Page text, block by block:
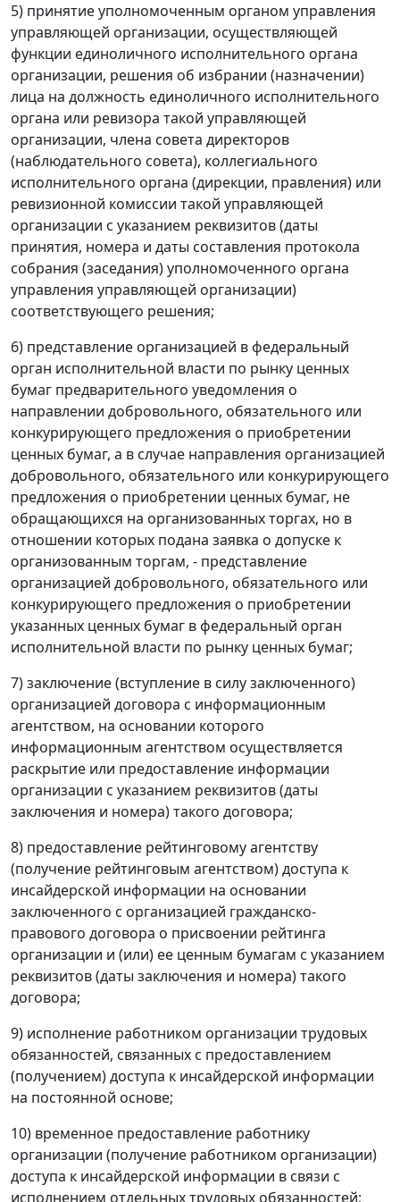
5) принятие уполномоченным органом управления
управляющей организации, осуществляющей
функции единоличного исполнительного органа
организации, решения об избрании (назначении)
лица на должность единоличного исполнительного
органа или ревизора такой управляющей
организации, члена совета директоров
(наблюдательного совета), коллегиального
исполнительного органа (дирекции, правления) или
ревизионной комиссии такой управляющей
организации с указанием реквизитов (даты
принятия, номера и даты составления протокола
собрания (заседания) уполномоченного органа
управления управляющей организации)
соответствующего решения;
6) представление организацией в федеральный
орган исполнительной власти по рынку ценных
бумаг предварительного уведомления о
направлении добровольного, обязательного или
конкурирующего предложения о приобретении
ценных бумаг, а в случае направления организацией
добровольного, обязательного или конкурирующего
предложения о приобретении ценных бумаг, не
обращающихся на организованных торгах, но в
отношении которых подана заявка о допуске к
организованным торгам, - представление
организацией добровольного, обязательного или
конкурирующего предложения о приобретении
указанных ценных бумаг в федеральный орган
исполнительной власти по рынку ценных бумаг;
7) заключение (вступление в силу заключенного)
организацией договора с информационным
агентством, на основании которого
информационным агентством осуществляется
раскрытие или предоставление информации
организации с указанием реквизитов (даты
заключения и номера) такого договора;
8) предоставление рейтинговому агентству
(получение рейтинговым агентством) доступа к
инсайдерской информации на основании
заключенного с организацией гражданско-
правового договора о присвоении рейтинга
организации и (или) ее ценным бумагам с указанием
реквизитов (даты заключения и номера) такого
договора;
9) исполнение работником организации трудовых
обязанностей, связанных с предоставлением
(получением) доступа к инсайдерской информации
на постоянной основе;
10) временное предоставление работнику
организации (получение работником организации)
доступа к инсайдерской информации в связи с
исполнением отдельных трудовых обязанностей;